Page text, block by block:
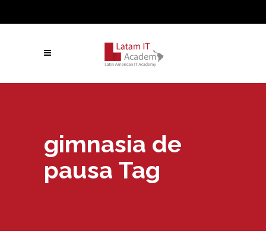
gimnasia de
pausa Tag